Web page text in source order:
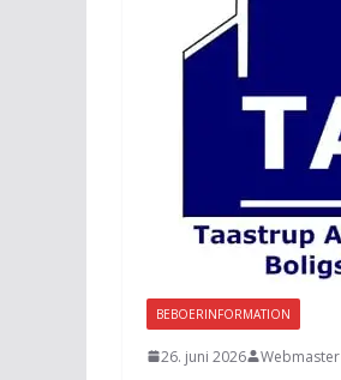
BEBOERINFORMATION
26. juni 2026 Webmaster